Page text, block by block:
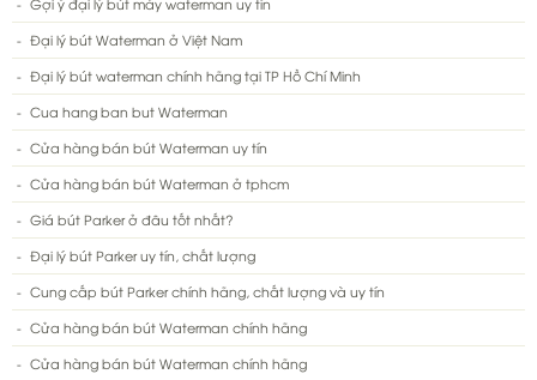
Gợi ý đại lý bút máy waterman uy tín
Đại lý bút Waterman ở Việt Nam
Đại lý bút waterman chính hãng tại TP Hồ Chí Minh
Cua hang ban but Waterman
Cửa hàng bán bút Waterman uy tín
Cửa hàng bán bút Waterman ở tphcm
Giá bút Parker ở đâu tốt nhất?
Đại lý bút Parker uy tín, chất lượng
Cung cấp bút Parker chính hãng, chất lượng và uy tín
Cửa hàng bán bút Waterman chính hãng
Cửa hàng bán bút Waterman chính hãng